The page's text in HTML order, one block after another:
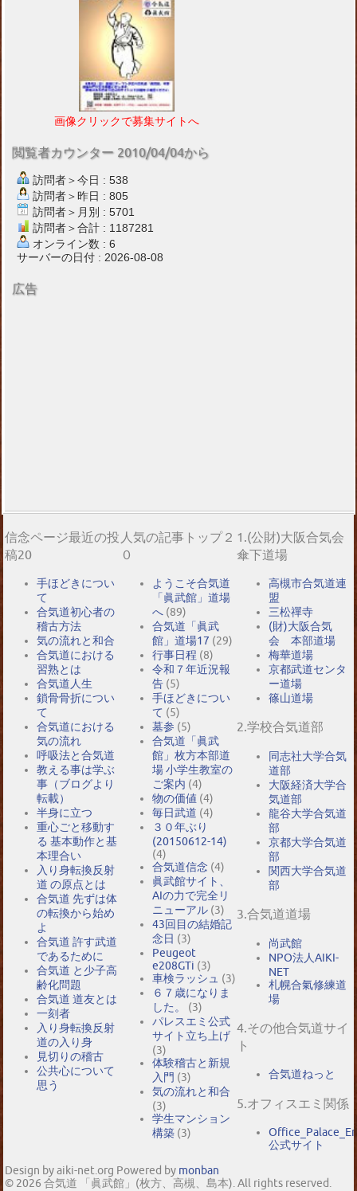
画像クリックで募集サイトへ
閲覧者カウンター 2010/04/04から
訪問者＞今日 : 538
訪問者＞昨日 : 805
訪問者＞月別 : 5701
訪問者＞合計 : 1187281
オンライン数 : 6
サーバーの日付 : 2026-08-08
広告
信念ページ最近の投
稿20
手ほどきについ
て
合気道初心者の
稽古方法
気の流れと和合
合気道における
習熟とは
合気道人生
鎖骨骨折につい
て
合気道における
気の流れ
呼吸法と合気道
教える事は学ぶ
事（ブログより
転載）
半身に立つ
重心ごと移動す
る 基本動作と基
本理合い
入り身転換反射
道 の原点とは
合気道 先ずは体
の転換から始め
よ
合気道 許す武道
であるために
合気道 と少子高
齢化問題
合気道 道友とは
一刻者
入り身転換反射
道の入り身
見切りの稽古
公共心について
思う
人気の記事トップ２
０
ようこそ合気道
「眞武館」道場
へ (89)
合気道「眞武
館」道場17 (29)
行事日程 (8)
令和７年近況報
告 (5)
手ほどきについ
て (5)
墓参 (5)
合気道「眞武
館」枚方本部道
場 小学生教室の
ご案内 (4)
物の価値 (4)
毎日武道 (4)
３０年ぶり
(20150612-14)
(4)
合気道信念 (4)
眞武館サイト、
AIの力で完全リ
ニューアル (3)
43回目の結婚記
念日 (3)
Peugeot
e208GTi (3)
車検ラッシュ (3)
６７歳になりま
した。
(3)
パレスエミ公式
サイト立ち上げ
(3)
体験稽古と新規
入門 (3)
気の流れと和合
(3)
学生マンション
構築 (3)
1.(公財)大阪合気会
傘下道場
高槻市合気道連
盟
三松禪寺
(財)大阪合気
会 本部道場
梅華道場
京都武道センタ
ー道場
篠山道場
2.学校合気道部
同志社大学合気
道部
大阪経済大学合
気道部
龍谷大学合気道
部
京都大学合気道
部
関西大学合気道
部
3.合気道道場
尚武館
NPO法人AIKI-
NET
札幌合氣修練道
場
4.その他合気道サイ
ト
合気道ねっと
5.オフィスエミ関係
公式サイト
Design by aiki-net.org Powered by monban
© 2026 合気道 「眞武館」(枚方、高槻、島本). All rights reserved.